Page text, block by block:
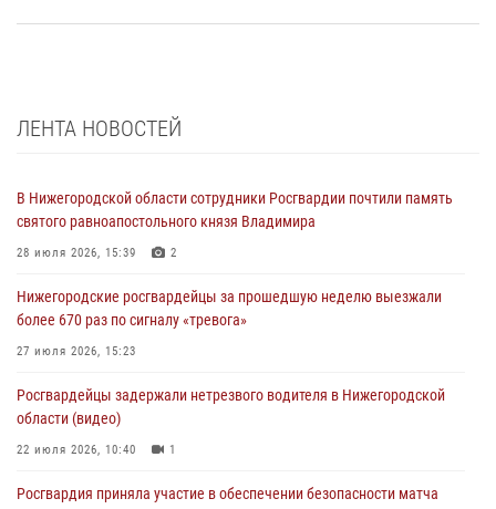
ЛЕНТА НОВОСТЕЙ
В Нижегородской области сотрудники Росгвардии почтили память
святого равноапостольного князя Владимира
28 июля 2026, 15:39 2
Нижегородские росгвардейцы за прошедшую неделю выезжали
более 670 раз по сигналу «тревога»
27 июля 2026, 15:23
Росгвардейцы задержали нетрезвого водителя в Нижегородской
области (видео)
22 июля 2026, 10:40 1
Росгвардия приняла участие в обеспечении безопасности матча